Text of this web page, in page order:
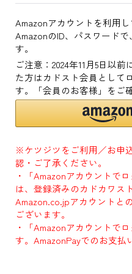
Amazonアカウントを利用
AmazonのID、パスワード
す。
ご注意：2024年11月5日以
た方はカドスト会員として
す。「会員のお客様」をご
※ケツジツをご利用／お申
認・ご了承ください。
・「Amazonアカウントで
は、登録済みのカドカワス
Amazon.co.jpアカウントと
ございます。
・「Amazonアカウントで
す。AmazonPayでのお支払